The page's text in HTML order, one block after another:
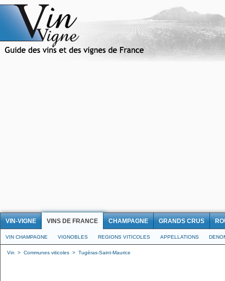
VIN-VIGNE VINS DE FRANCE CHAMPAGNE GRANDS CRUS
VIN CHAMPAGNE VIGNOBLES REGIONS VITICOLES APPELLATIONS
Vin > Communes viticoles > Tugéras-Saint-Maurice